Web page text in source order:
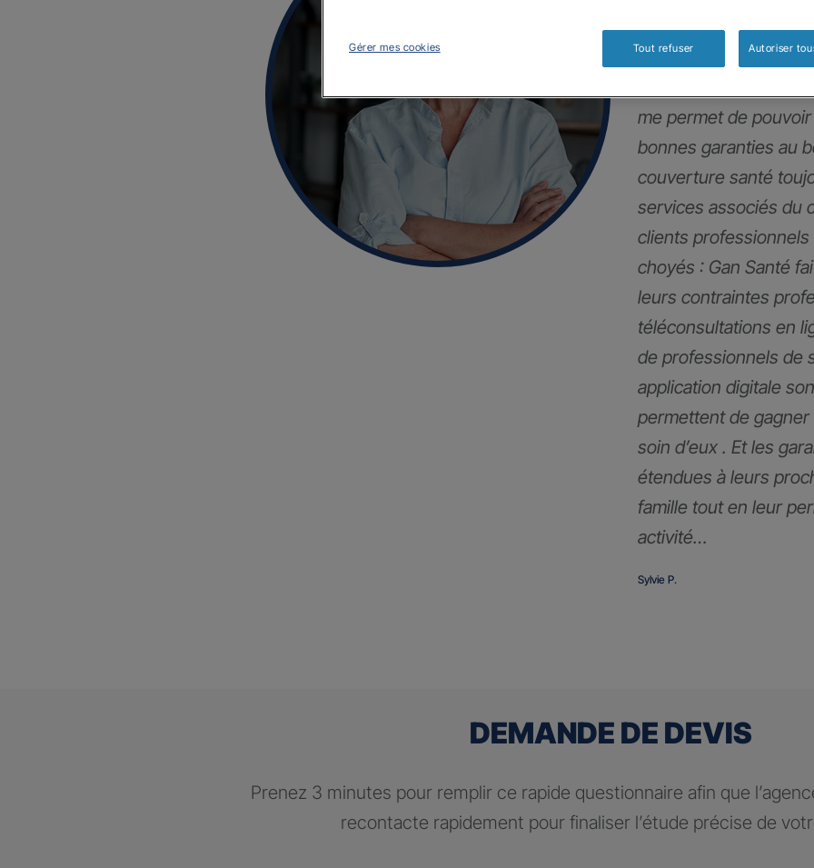
d’expert !
me permet de
bonnes garanties au
couverture santé
services associés du
clients
choyés : Gan Santé
leurs contraintes
téléconsultations en
de professionnels de
application digitale
permettent de
soin d’eux . Et les
étendues à leurs
famille tout en leur
activité…
Sylvie P.
DEMANDE DE DEVIS
Prenez 3 minutes pour remplir ce rapide questionnaire afin que
recontacte rapidement pour finaliser l’étude précise de
Gérer mes cookies Tout refuser Autoriser